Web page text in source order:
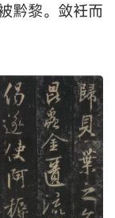
黔黎。敛衽而